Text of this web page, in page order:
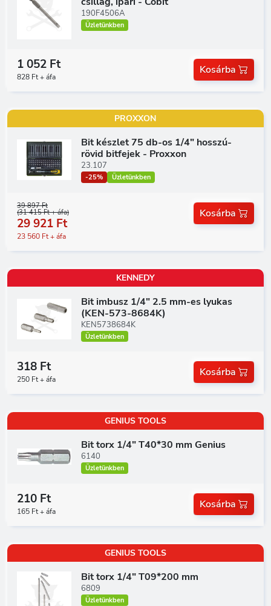
190F4506A
Üzletünkben
1 052 Ft
828 Ft + áfa
Kosárba
PROXXON
Bit készlet 75 db-os 1/4" hosszú-
rövid bitfejek - Proxxon
23.107
-25% Üzletünkben
39 897 Ft
(31 415 Ft + áfa)
29 921 Ft
23 560 Ft + áfa
Kosárba
KENNEDY
Bit imbusz 1/4" 2.5 mm-es lyukas
(KEN-573-8684K)
KEN5738684K
Üzletünkben
318 Ft
250 Ft + áfa
Kosárba
GENIUS TOOLS
Bit torx 1/4" T40*30 mm Genius
6140
Üzletünkben
210 Ft
165 Ft + áfa
Kosárba
GENIUS TOOLS
Bit torx 1/4" T09*200 mm
6809
Üzletünkben